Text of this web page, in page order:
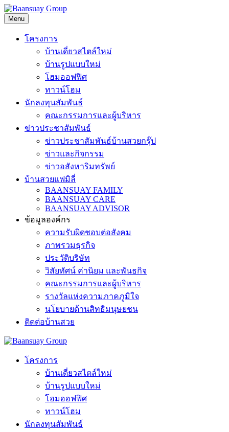
Skip
to
content
Menu
โครงการ
บ้านเดี่ยวสไตล์ใหม่
บ้านรูปแบบใหม่
โฮมออฟฟิศ
ทาวน์โฮม
นักลงทุนสัมพันธ์
คณะกรรมการและผู้บริหาร
ข่าวประชาสัมพันธ์
ข่าวประชาสัมพันธ์บ้านสวยกรุ๊ป
ข่าวและกิจกรรม
ข่าวอสังหาริมทรัพย์
บ้านสวยแฟมิลี่
BAANSUAY FAMILY
BAANSUAY CARE
BAANSUAY ADVISOR
ข้อมูลองค์กร
ความรับผิดชอบต่อสังคม
ภาพรวมธุรกิจ
ประวัติบริษัท
วิสัยทัศน์ ค่านิยม และพันธกิจ
คณะกรรมการและผู้บริหาร
รางวัลแห่งความภาคภูมิใจ
นโยบายด้านสิทธิมนุษยชน
ติดต่อบ้านสวย
โครงการ
บ้านเดี่ยวสไตล์ใหม่
บ้านรูปแบบใหม่
โฮมออฟฟิศ
ทาวน์โฮม
นักลงทุนสัมพันธ์